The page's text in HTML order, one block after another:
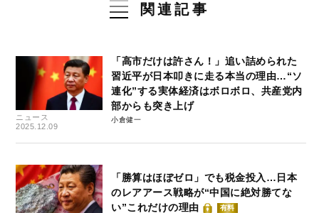
関連記事
ニュース
2025.12.09
「高市だけは許さん！」追い詰められた
習近平が日本叩きに走る本当の理由…“ソ
連化”する実体経済はボロボロ、共産党内
部からも突き上げ
小倉健一
「勝算はほぼゼロ」でも税金投入…日本
のレアアース戦略が“中国に絶対勝てな
い”これだけの理由
有料